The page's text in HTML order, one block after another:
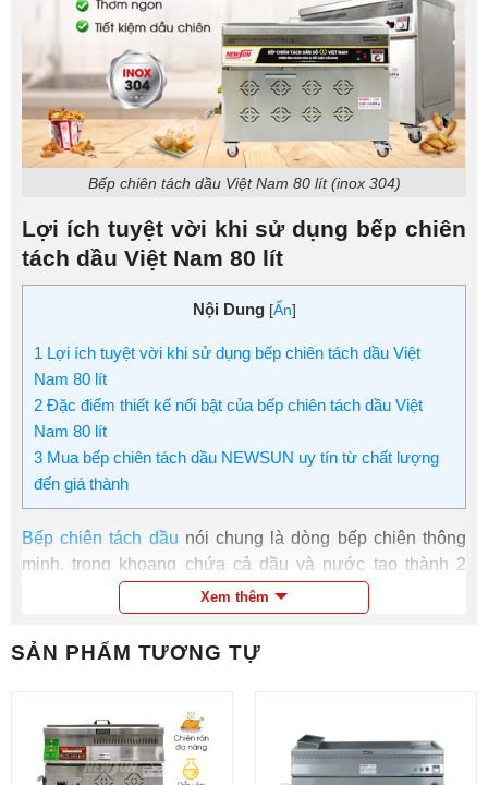
Bếp chiên tách dầu Việt Nam 80 lít (inox 304)
Lợi ích tuyệt vời khi sử dụng bếp chiên
tách dầu Việt Nam 80 lít
Nội Dung [Ẩn]
1 Lợi ích tuyệt vời khi sử dụng bếp chiên tách dầu Việt
Nam 80 lít
2 Đặc điểm thiết kế nổi bật của bếp chiên tách dầu Việt
Nam 80 lít
3 Mua bếp chiên tách dầu NEWSUN uy tín từ chất lượng
đến giá thành
Bếp chiên tách dầu nói chung là dòng bếp chiên thông
minh, trong khoang chứa cả dầu và nước tạo thành 2
tầng chất lỏng tách biệt, không hòa tan. Do khối lượng
riêng của dầu nhẹ hơn của nước nên dầu sẽ nổi lên trên
để chiên thực phẩm. Tầng nước ở bên dưới để chứa cặn
thực phẩm lắng xuống, giữ cho lớp dầu chiên không bị
cháy, có mùi khét, màu sắc không bị biến đổi và có thể
dùng nhiều lần hơn.
Nhờ nguyên lý hoạt động như vậy, bếp chiên tách dầu
Xem thêm
SẢN PHẨM TƯƠNG TỰ